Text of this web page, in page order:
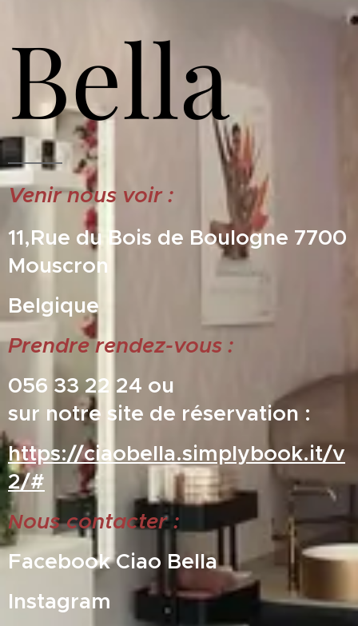
Bella
Venir nous voir :
11,Rue du Bois de Boulogne 7700
Mouscron
Belgique
Prendre rendez-vous :
056 33 22 24 ou
sur notre site de réservation :
https://ciaobella.simplybook.it/v
2/#
Nous contacter :
FacebookCiao Bella
Instagram